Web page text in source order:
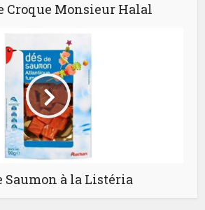
Croque Monsieur Halal
Saumon à la Listéria